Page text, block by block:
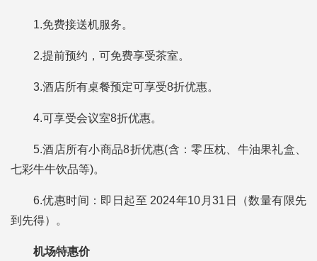
1.免费接送机服务。
2.提前预约，可免费享受茶室。
3.酒店所有桌餐预定可享受8折优惠。
4.可享受会议室8折优惠。
5.酒店所有小商品8折优惠(含：零压枕、牛油果礼盒、
七彩牛牛饮品等)。
6.优惠时间：即日起至 2024年10月31日（数量有限先
到先得）。
机场特惠价